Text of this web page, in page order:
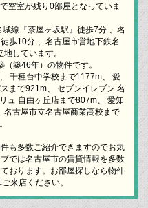
空室が残り0部屋となっていま
線『茶屋ヶ坂駅』徒歩7分 、名
歩10分 、名古屋市営地下鉄名
しています。
築46年）の物件です。
千種台中学校まで1177m、 愛
まで921m、 セブンイレブン 名
ュ 自由ヶ丘店まで807m、 愛知
名古屋市立名古屋商業高校まで
も多数ご紹介できますのでお気
では名古屋市の賃貸情報を多数
おります。お部屋探しなら物件
来店ください。